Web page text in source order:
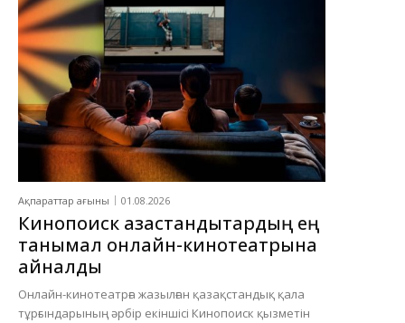
Ақпараттар ағыны 01.08.2026
Кинопоиск қазақстандықтардың ең
танымал онлайн-кинотеатрына
айналды
Онлайн-кинотеатрға жазылған қазақстандық қала
тұрғындарының әрбір екіншісі Кинопоиск қызметін